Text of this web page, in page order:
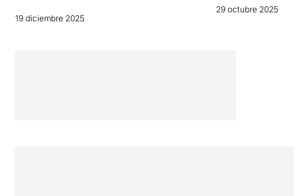
19 diciembre 2025
29 octubre 2025